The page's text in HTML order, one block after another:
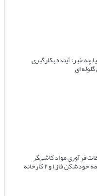
چه خبر: آینده بکارگیری
ای
فرآوری مواد کاشی‌گر
(بررسی روند تعویض آسترهای آسیاهای نیمه خودشکن فاز ۱ و ۲ کارخانه